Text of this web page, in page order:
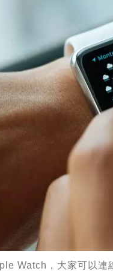
Watch，大家可以